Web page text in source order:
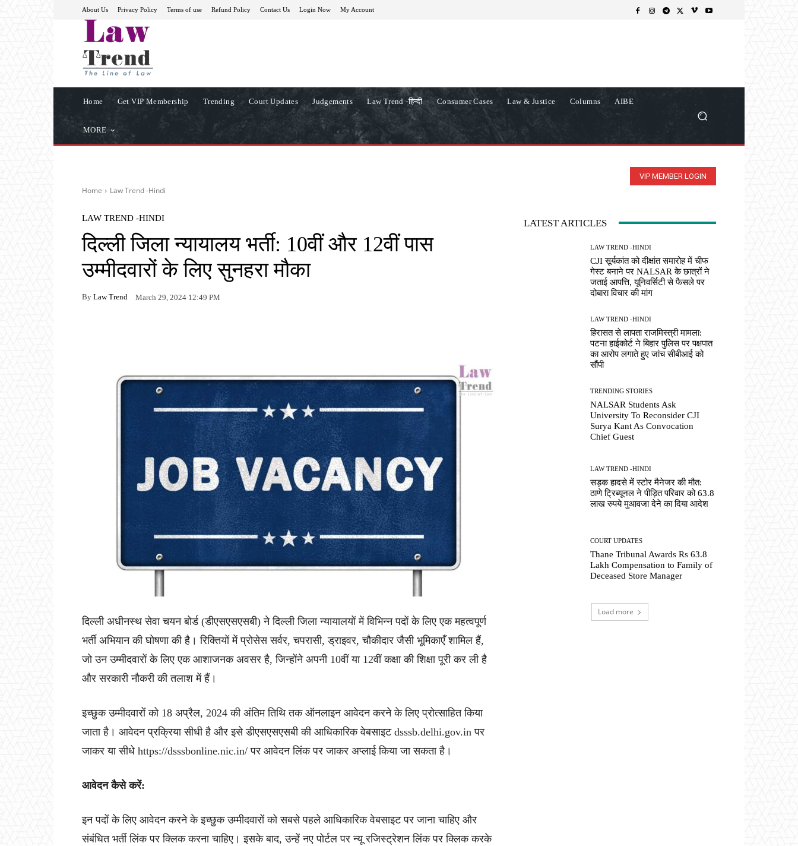
About Us Privacy Policy Terms of use Refund Policy Contact Us Login Now My Account
Home Get VIP Membership Trending Court Updates Judgements Law Trend -हिन्दी Consumer Cases Law & Justice Columns AIBE
MORE
VIP MEMBER LOGIN
Home Law Trend -Hindi
LAW TREND -HINDI
दिल्ली जिला न्यायालय भर्ती: 10वीं और 12वीं पास
उम्मीदवारों के लिए सुनहरा मौका
By Law Trend March 29, 2024 12:49 PM
दिल्ली अधीनस्थ सेवा चयन बोर्ड (डीएसएसएसबी) ने दिल्ली जिला न्यायालयों में विभिन्न पदों के लिए एक महत्वपूर्ण
भर्ती अभियान की घोषणा की है। रिक्तियों में प्रोसेस सर्वर, चपरासी, ड्राइवर, चौकीदार जैसी भूमिकाएँ शामिल हैं,
जो उन उम्मीदवारों के लिए एक आशाजनक अवसर है, जिन्होंने अपनी 10वीं या 12वीं कक्षा की शिक्षा पूरी कर ली है
और सरकारी नौकरी की तलाश में हैं।
इच्छुक उम्मीदवारों को 18 अप्रैल, 2024 की अंतिम तिथि तक ऑनलाइन आवेदन करने के लिए प्रोत्साहित किया
जाता है। आवेदन प्रक्रिया सीधी है और इसे डीएसएसएसबी की आधिकारिक वेबसाइट dsssb.delhi.gov.in पर
जाकर या सीधे https://dsssbonline.nic.in/ पर आवेदन लिंक पर जाकर अप्लाई किया जा सकता है।
आवेदन कैसे करें:
इन पदों के लिए आवेदन करने के इच्छुक उम्मीदवारों को सबसे पहले आधिकारिक वेबसाइट पर जाना चाहिए और
संबंधित भर्ती लिंक पर क्लिक करना चाहिए। इसके बाद, उन्हें नए पोर्टल पर न्यू रजिस्ट्रेशन लिंक पर क्लिक करके
LATEST ARTICLES
LAW TREND -HINDI
CJI सूर्यकांत को दीक्षांत समारोह में चीफ
गेस्ट बनाने पर NALSAR के छात्रों ने
जताई आपत्ति, यूनिवर्सिटी से फैसले पर
दोबारा विचार की मांग
LAW TREND -HINDI
हिरासत से लापता राजमिस्त्री मामला:
पटना हाईकोर्ट ने बिहार पुलिस पर पक्षपात
का आरोप लगाते हुए जांच सीबीआई को
सौंपी
TRENDING STORIES
NALSAR Students Ask
University To Reconsider CJI
Surya Kant As Convocation
Chief Guest
LAW TREND -HINDI
सड़क हादसे में स्टोर मैनेजर की मौत:
ठाणे ट्रिब्यूनल ने पीड़ित परिवार को 63.8
लाख रुपये मुआवजा देने का दिया आदेश
COURT UPDATES
Thane Tribunal Awards Rs 63.8
Lakh Compensation to Family of
Deceased Store Manager
Load more